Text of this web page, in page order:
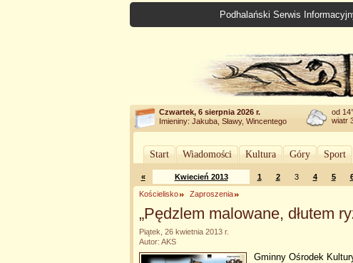
Podhalański Serwis
Czwartek, 6 sierpnia 2026 r.
Imieniny: Jakuba, Sławy, Wincentego
od
wiatr
Start Wiadomości Kultura Góry Sport
« Kwiecień 2013 1 2 3 4 5
Kościelisko Zaproszenia
„Pędzlem malowane, dłutem
Piątek, 26 kwietnia 2013 r.
Autor: AKS
Gminny Ośrodek